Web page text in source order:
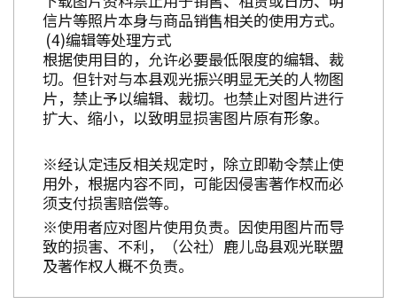
信片等照片本身与商品销售相关的使用方式。
编辑等处理方式
根据使用目的，允许必要最低限度的编辑、裁
切。但针对与本县观光振兴明显无关的人物图
片，禁止予以编辑、裁切。也禁止对图片进行
扩大、缩小，以致明显损害图片原有形象。
※经认定违反相关规定时，除立即勒令禁止使
用外，根据内容不同，可能因侵害著作权而必
须支付损害赔偿等。
※使用者应对图片使用负责。因使用图片而导
致的损害、不利，（公社）鹿儿岛县观光联盟
及著作权人概不负责。